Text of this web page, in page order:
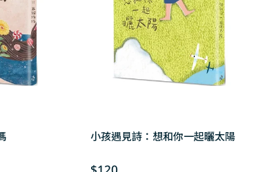
小孩遇見詩：想和你一起曬太陽
Regular